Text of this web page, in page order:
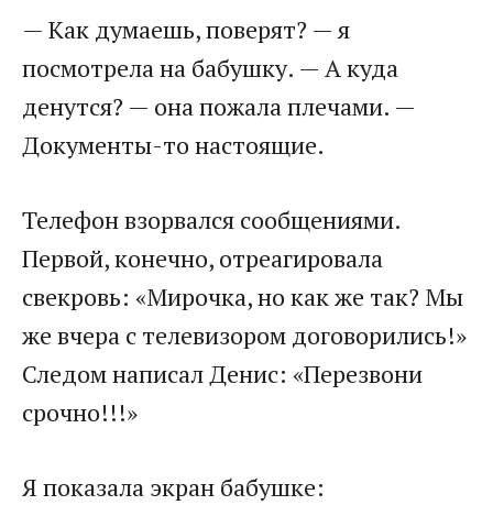
— Как думаешь, поверят? — я
посмотрела на бабушку. — А куда
денутся? — она пожала плечами. —
Документы-то настоящие.
Телефон взорвался сообщениями.
Первой, конечно, отреагировала
свекровь: «Мирочка, но как же так? Мы
же вчера с телевизором договорились!»
Следом написал Денис: «Перезвони
срочно!!!»
Я показала экран бабушке: